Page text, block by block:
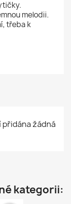
melodii.
třeba k
žádná
kategorii: